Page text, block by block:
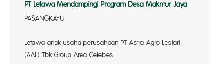
PT Letawa Mendampingi Program Desa Makmur Jaya
PASANGKAYU –
Letawa anak usaha perusahaan PT Astra Agro Lestari
(AAL) Tbk Group Area Celebes…